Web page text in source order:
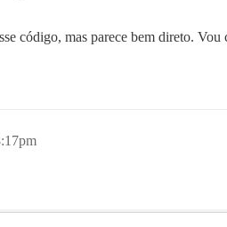
código, mas parece bem direto.